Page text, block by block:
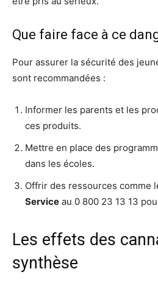
Que faire face à ce
Pour assurer la sécurité des
sont recommandées :
Informer les parents et les
ces produits.
Mettre en place des
dans les écoles.
Offrir des ressources comme
Service au 0 800 23 13 13
Les effets des
synthèse